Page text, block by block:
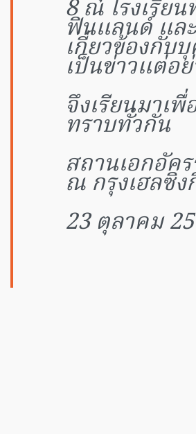
8 ณ โรงเรีย
ฟินแลนด์ แล
เกี่ยวข้องกับ
เป็นข่าวแต่อ
จึงเรียนมาเพื่
ทราบทั่วกัน
สถานเอกอัค
ณ กรุงเฮลซิง
23 ตุลาคม